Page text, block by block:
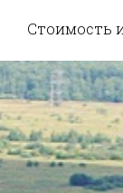
Стоимость